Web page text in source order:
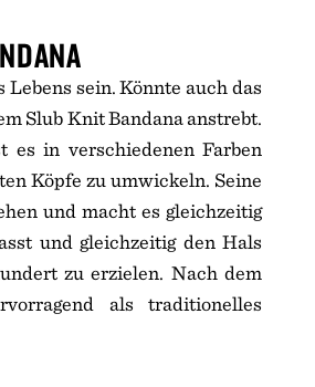
sein. Könnte auch das
Slub Knit Bandana anstrebt.
es in verschiedenen Farben
Köpfe zu umwickeln. Seine
und macht es gleichzeitig
und gleichzeitig den Hals
zu erzielen. Nach dem
als traditionelles